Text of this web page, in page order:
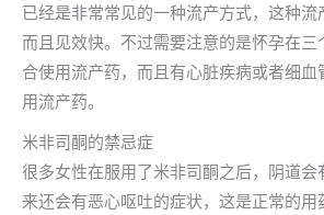
已经是非常常见的一种流产方式，这种流
而且见效快。不过需要注意的是怀孕在三
合使用流产药，而且有心脏疾病或者细
用流产药。
米非司酮的禁忌症
很多女性在服用了米非司酮之后，阴道会
来还会有恶心呕吐的症状，这是正常的用